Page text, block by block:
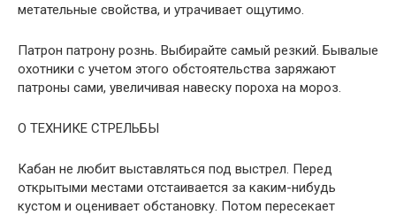
метательные свойства, и утрачивает ощутимо.
Патрон патрону рознь. Выбирайте самый резкий. Бывалые
охотники с учетом этого обстоятельства заряжают
патроны сами, увеличивая навеску пороха на мороз.
О ТЕХНИКЕ СТРЕЛЬБЫ
Кабан не любит выставляться под выстрел. Перед
открытыми местами отстаивается за каким-нибудь
кустом и оценивает обстановку. Потом пересекает